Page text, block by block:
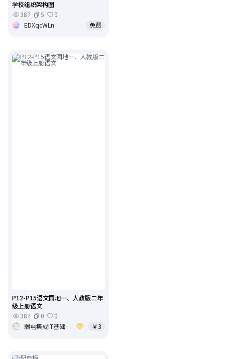
学校组织架构图
387
5
0
EDXqcWLn
免费
P12-P15语文园地一、人教版二年
级上册语文
387
0
0
弱电集成IT基础架构运维
￥3